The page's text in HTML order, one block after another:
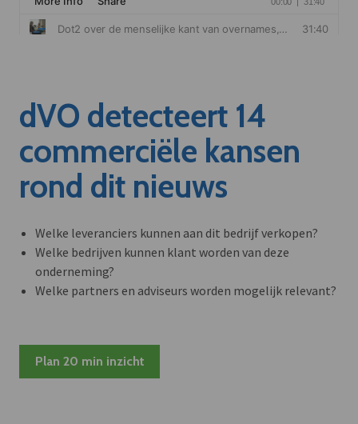
dVO detecteert 14
commerciële kansen
rond dit nieuws
Welke leveranciers kunnen aan dit bedrijf verkopen?
Welke bedrijven kunnen klant worden van deze
onderneming?
Welke partners en adviseurs worden mogelijk relevant?
Plan 20 min inzicht